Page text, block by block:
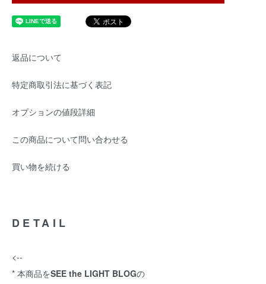
返品について
特定商取引法に基づく表記
オプションの値段詳細
この商品について問い合わせる
買い物を続ける
DETAIL
<--
* 本商品をSEE the LIGHT BLOGの